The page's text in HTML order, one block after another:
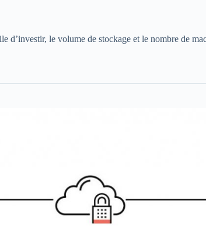
d’investir, le volume de stockage et le nombre de